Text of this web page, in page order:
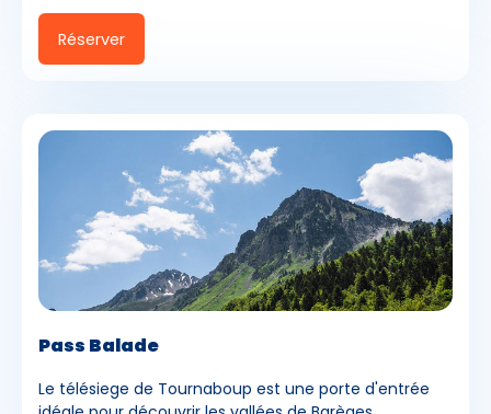
Réserver
Pass Balade
Le télésiege de Tournaboup est une porte d'entrée